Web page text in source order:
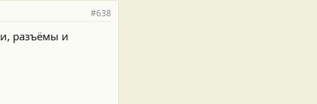
#638
разъёмы и